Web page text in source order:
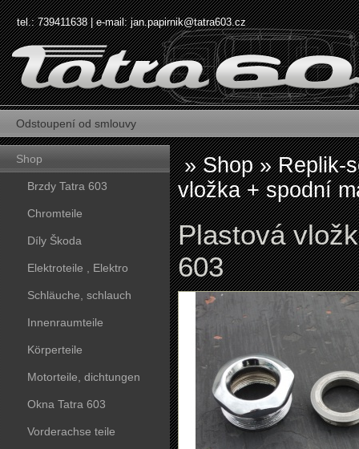
tel.: 739411638 | e-mail:jan.papirnik@tatra603.cz
Odstoupení od smlouvy
Shop
Brzdy Tatra 603
Chromteile
Díly Škoda
Elektroteile , Elektro
Schläuche, schlauch
Innenraumteile
Körperteile
Motorteile, dichtungen
Okna Tatra 603
Vorderachse teile
»Shop»Replik-
vložka + spodní
Plastová
603